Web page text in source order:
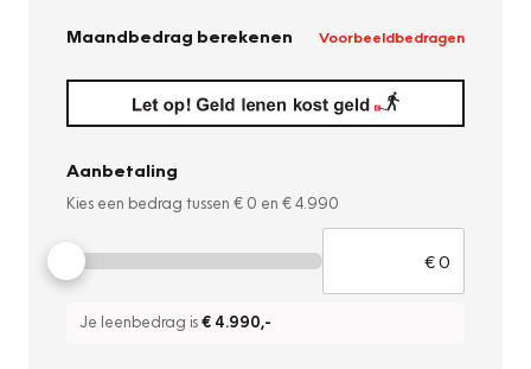
Maandbedrag berekenen Voorbeeldbedragen
Aanbetaling
Kies een bedrag tussen € 0 en € 4.990
Je leenbedrag is€ 4.990,-